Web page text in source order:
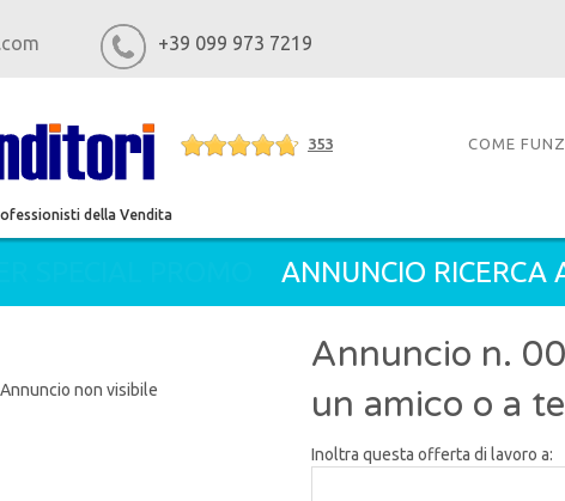
+39 099 973 7219
353
della Vendita
COME
ANNUNCIO RICERCA
Annuncio n.
un amico o a
Inoltra questa offerta di lavoro a:
Annuncio non visibile